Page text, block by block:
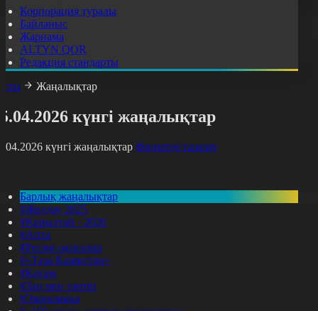
Корпорация туралы
Байланыс
Жарнама
ALTYN QOR
Редакция стандарты
Жаңалықтар
күнгі жаңалықтар
күнгі жаңалықтар Фильтрді тазалау
Барлық жаңалықтар
#Жолдау 2025
#Құрылтай - 2026
#Апта
#Ресми оқиғалар
#«Таза Қазақстан»
#Қоғам
#Заң мен тәртіп
#Экономика